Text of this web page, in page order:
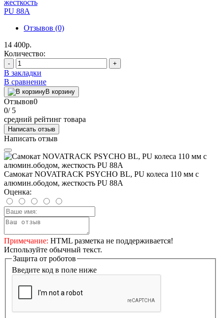
Отзывов (0)
14 400р.
Количество:
- +
В закладки
В сравнение
В корзину
Отзывов0
0/ 5
средний рейтинг товара
Написать отзыв
Написать отзыв
Самокат NOVATRACK PSYCHO BL, PU колеса 110 мм с
алюмин.ободом, жесткость PU 88A
Оценка:
Примечание: HTML разметка не поддерживается!
Используйте обычный текст.
Защита от роботов
Введите код в поле ниже